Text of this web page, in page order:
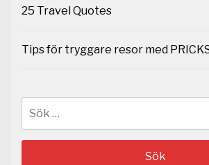
25 Travel Quotes
Tips för tryggare resor med